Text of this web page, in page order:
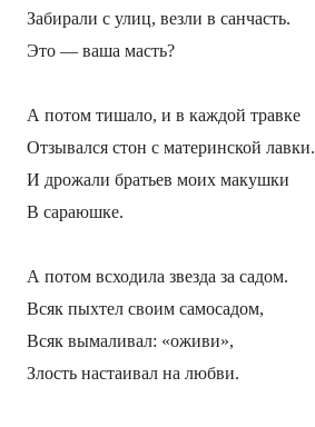
Забирали с улиц, везли в санчасть.
Это — ваша масть?
А потом тишало, и в каждой травке
Отзывался стон с материнской лавки.
И дрожали братьев моих макушки
В сараюшке.
А потом всходила звезда за садом.
Всяк пыхтел своим самосадом,
Всяк вымаливал: «оживи»,
Злость настаивал на любви.